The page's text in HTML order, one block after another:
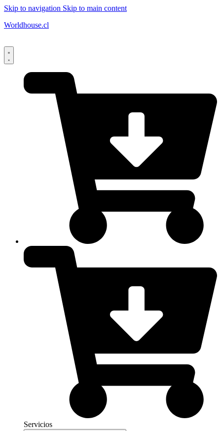
Skip to navigation Skip to main content
Worldhouse.cl
Servicios